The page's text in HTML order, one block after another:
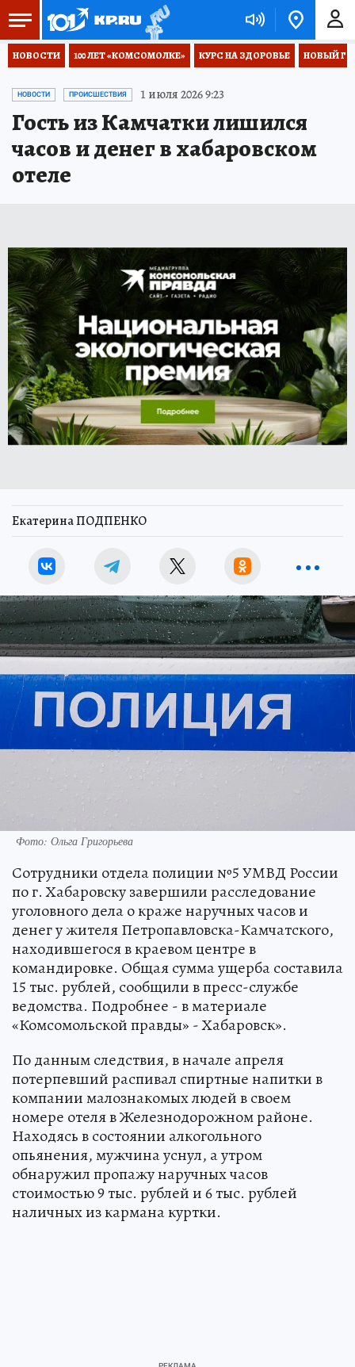
НОВОСТИ 100 ЛЕТ «КОМСОМОЛКЕ» КУРС НА ЗДОРОВЬЕ НОВЫЙ
НОВОСТИ ПРОИСШЕСТВИЯ 1 июля 2026 9:23
Гость из Камчатки лишился
часов и денег в хабаровском
отеле
Екатерина ПОДПЕНКО
Фото: Ольга Григорьева
Сотрудники отдела полиции №5 УМВД России
по г. Хабаровску завершили расследование
уголовного дела о краже наручных часов и
денег у жителя Петропавловска-Камчатского,
находившегося в краевом центре в
командировке. Общая сумма ущерба составила
15 тыс. рублей, сообщили в пресс-службе
ведомства. Подробнее - в материале
«Комсомольской правды» - Хабаровск».
По данным следствия, в начале апреля
потерпевший распивал спиртные напитки в
компании малознакомых людей в своем
номере отеля в Железнодорожном районе.
Находясь в состоянии алкогольного
опьянения, мужчина уснул, а утром
обнаружил пропажу наручных часов
стоимостью 9 тыс. рублей и 6 тыс. рублей
наличных из кармана куртки.